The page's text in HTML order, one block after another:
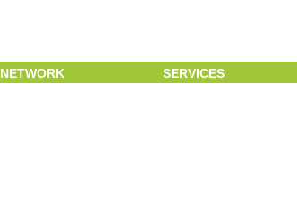
NETWORK SERVICES